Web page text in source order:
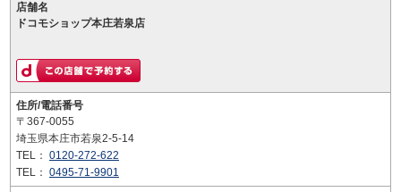
店舗名
ドコモショップ本庄若泉店
住所/電話番号
〒367-0055
埼玉県本庄市若泉2-5-14
TEL： 0120-272-622
TEL： 0495-71-9901